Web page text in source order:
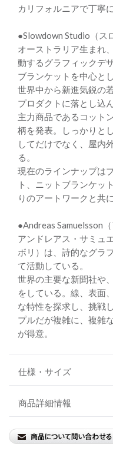
カリフォルニアで丁寧
●Slowdown Studio（ス
オーストラリア生まれ
動するグラフィックデ
ブランケットを中心と
世界中から新進気鋭の
プロダクトに落とし込
主力商品であるコット
柄を発表。しっかりと
してだけでなく、屋内
る。
現在のラインナップは
ト、ニットブランケッ
りのアートワークと共
●Andreas Samuelsson
アンドレアス・サミュ
ボリ）は、詩的なグラ
て活動している。
世界の主要な新聞社や
をしている。線、表面
な特性を探求し、挑戦
プルだが複雑に、複雑
が得意。
仕様・サイズ
商品詳細情報